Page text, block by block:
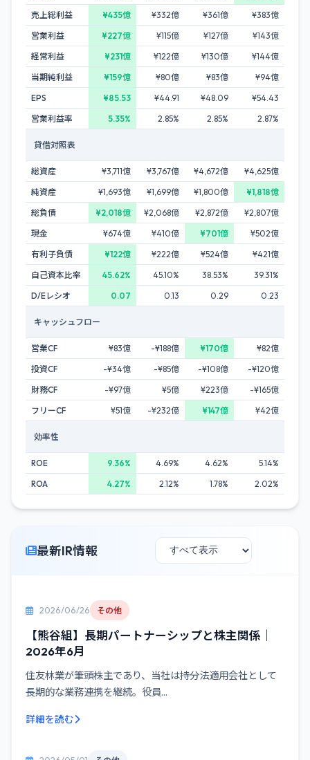
売上総利益
¥435億 ¥332億 ¥361億
¥383億
営業利益
¥227億 ¥115億 ¥127億
¥143億
経常利益
¥231億 ¥122億 ¥130億
¥144億
当期純利益
¥159億 ¥80億 ¥83億
¥94億
EPS
¥85.53 ¥44.91 ¥48.09
¥54.43
営業利益率
5.35% 2.85% 2.85% 2.87%
貸借対照表
総資産 ¥3,711億 ¥3,767億 ¥4,672億
¥4,625億
純資産
¥1,693億 ¥1,699億 ¥1,800億
¥1,818億
総負債
¥2,018億 ¥2,068億 ¥2,872億
¥2,807億
現金
¥674億 ¥410億 ¥701億
¥502億
有利子負債
¥122億 ¥222億 ¥524億
¥421億
自己資本比率
45.62% 45.10% 38.53%
39.31%
D/Eレシオ
0.07 0.13 0.29 0.23
キャッシュフロー
営業CF ¥83億 -¥188億 ¥170億
¥82億
投資CF
-¥34億 -¥85億 -¥108億
-¥120億
財務CF
-¥97億 ¥5億 ¥223億
-¥165億
フリーCF
¥51億 -¥232億 ¥147億 ¥42億
効率性
ROE 9.36% 4.69% 4.62%
5.14%
ROA
4.27% 2.12% 1.78% 2.02%
最新IR情報
2026/06/26 その他
【熊谷組】長期パートナーシップと株主関係｜
2026年6月
住友林業が筆頭株主であり、当社は持分法適用会社として
長期的な業務連携を継続。役員...
詳細を読む